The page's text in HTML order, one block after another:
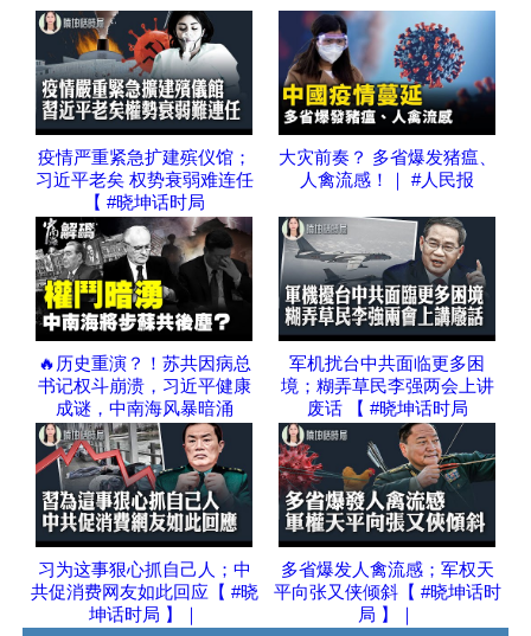
疫情严重紧急扩建殡仪馆；
习近平老矣 权势衰弱难连任
【 #晓坤话时局
大灾前奏？ 多省爆发猪瘟、
人禽流感！｜ #人民报
🔥历史重演？！苏共因病总
书记权斗崩溃，习近平健康
成谜，中南海风暴暗涌
军机扰台中共面临更多困
境；糊弄草民李强两会上讲
废话 【 #晓坤话时局
习为这事狠心抓自己人；中
共促消费网友如此回应【 #晓
坤话时局 】｜
多省爆发人禽流感；军权天
平向张又侠倾斜【 #晓坤话时
局 】｜